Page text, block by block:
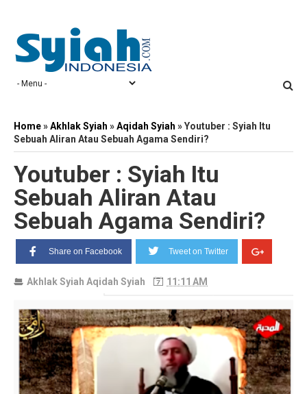
Home»Akhlak Syiah »Aqidah Syiah »Youtuber : Syiah Itu
Sebuah Aliran Atau Sebuah Agama Sendiri?
Youtuber : Syiah Itu
Sebuah Aliran Atau
Sebuah Agama Sendiri?
Share on Facebook Tweet on Twitter
Akhlak Syiah Aqidah Syiah 11:11 AM